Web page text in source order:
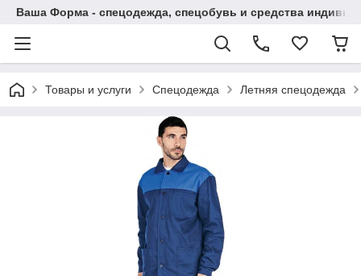
Ваша Форма - спецодежда, спецобувь и средства
Товары и услуги Спецодежда Летняя спецодежда